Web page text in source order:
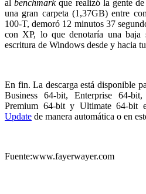
albenchmarkque realizó la gente
una gran carpeta (1,37GB) entre
100-T, demoró 12 minutos 37
con XP, lo que denotaría una baja
escritura de Windows desde y hacia
En fin. La descarga está disponible
Business 64-bit, Enterprise 64-
Premium 64-bit y Ultimate 64-bit
Update de manera automática o en
Fuente:www.fayerwayer.com